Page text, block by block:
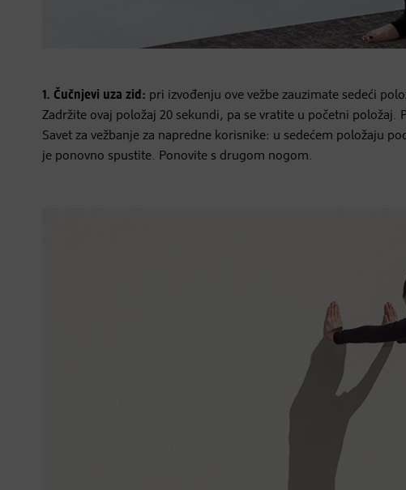
1. Čučnjevi uza zid: pri izvođenju ove vežbe zauzimate sedeći
Zadržite ovaj položaj 20 sekundi, pa se vratite u početni
Savet za vežbanje za napredne korisnike: u sedećem položaju
je ponovno spustite. Ponovite s drugom nogom.